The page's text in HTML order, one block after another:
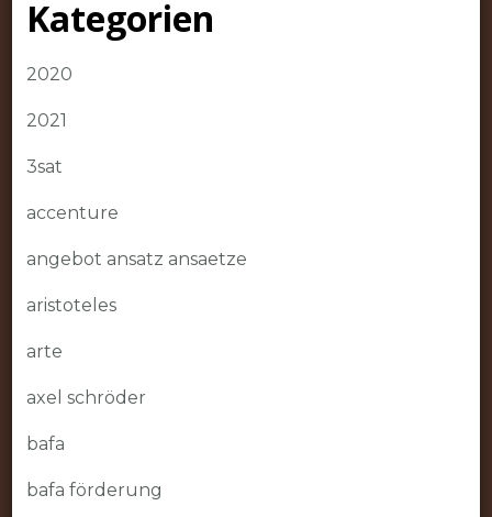
Kategorien
2020
2021
3sat
accenture
angebot ansatz ansaetze
aristoteles
arte
axel schröder
bafa
bafa förderung